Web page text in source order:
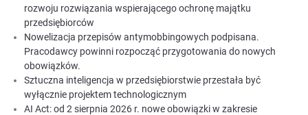
rozwoju rozwiązania wspierającego ochronę majątku
przedsiębiorców
Nowelizacja przepisów antymobbingowych podpisana.
Pracodawcy powinni rozpocząć przygotowania do nowych
obowiązków.
Sztuczna inteligencja w przedsiębiorstwie przestała być
wyłącznie projektem technologicznym
AI Act: od 2 sierpnia 2026 r. nowe obowiązki w zakresie